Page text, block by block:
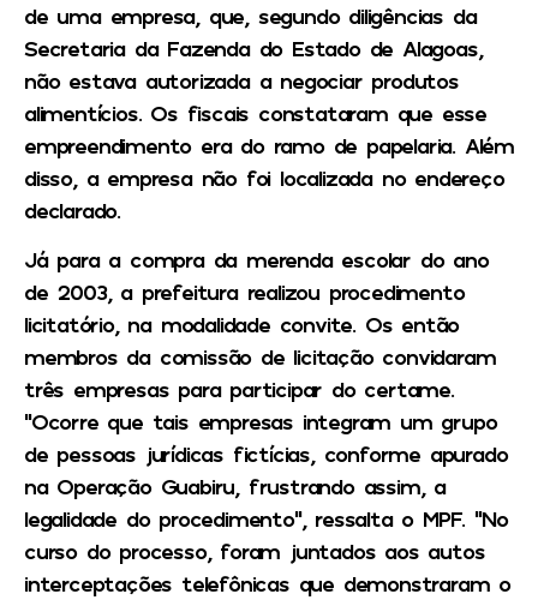
de uma empresa, que, segundo diligências da
Secretaria da Fazenda do Estado de Alagoas,
não estava autorizada a negociar produtos
alimentícios. Os fiscais constataram que esse
empreendimento era do ramo de papelaria. Além
disso, a empresa não foi localizada no endereço
declarado.
Já para a compra da merenda escolar do ano
de 2003, a prefeitura realizou procedimento
licitatório, na modalidade convite. Os então
membros da comissão de licitação convidaram
três empresas para participar do certame.
“Ocorre que tais empresas integram um grupo
de pessoas jurídicas fictícias, conforme apurado
na Operação Guabiru, frustrando assim, a
legalidade do procedimento”, ressalta o MPF. “No
curso do processo, foram juntados aos autos
interceptações telefônicas que demonstraram o